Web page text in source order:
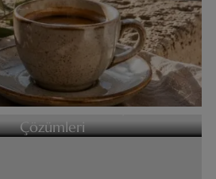
Mahveden 3 Büyük Hata Ve
Çözümleri